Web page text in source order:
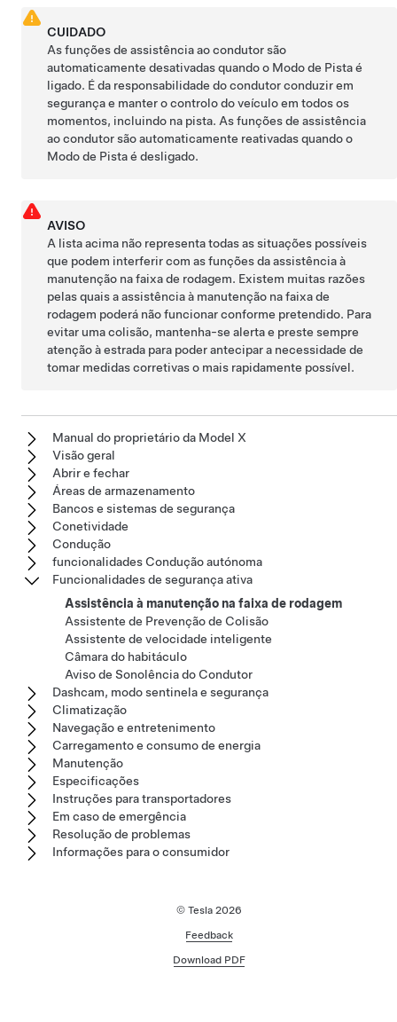
CUIDADO
As funções de assistência ao condutor são
automaticamente desativadas quando o Modo de Pista é
ligado. É da responsabilidade do condutor conduzir em
segurança e manter o controlo do veículo em todos os
momentos, incluindo na pista. As funções de assistência
ao condutor são automaticamente reativadas quando o
Modo de Pista é desligado.
AVISO
A lista acima não representa todas as situações possíveis
que podem interferir com as funções da assistência à
manutenção na faixa de rodagem. Existem muitas razões
pelas quais a assistência à manutenção na faixa de
rodagem poderá não funcionar conforme pretendido. Para
evitar uma colisão, mantenha-se alerta e preste sempre
atenção à estrada para poder antecipar a necessidade de
tomar medidas corretivas o mais rapidamente possível.
Manual do proprietário da Model X
Visão geral
Abrir e fechar
Áreas de armazenamento
Bancos e sistemas de segurança
Conetividade
Condução
funcionalidades Condução autónoma
Funcionalidades de segurança ativa
Assistência à manutenção na faixa de rodagem
Assistente de Prevenção de Colisão
Assistente de velocidade inteligente
Câmara do habitáculo
Aviso de Sonolência do Condutor
Dashcam, modo sentinela e segurança
Climatização
Navegação e entretenimento
Carregamento e consumo de energia
Manutenção
Especificações
Instruções para transportadores
Em caso de emergência
Resolução de problemas
Informações para o consumidor
© Tesla 2026
Feedback
Download PDF